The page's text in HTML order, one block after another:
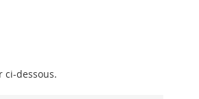
ci-dessous.